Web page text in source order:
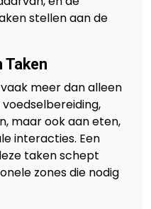
stellen aan de
Taken
meer dan alleen
maar ook aan eten,
interacties. Een
taken schept
zones die nodig